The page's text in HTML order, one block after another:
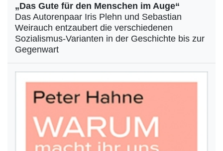
„Das Gute für den Menschen im Auge“
Das Autorenpaar Iris Plehn und Sebastian
Weirauch entzaubert die verschiedenen
Sozialismus-Varianten in der Geschichte bis zur
Gegenwart